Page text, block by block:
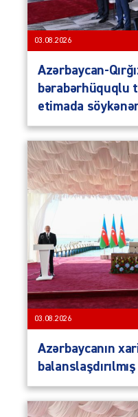
03.08.2026
Azərbaycan-
bərabərhüquqlu
etimada
03.08.2026
Azərbaycanın